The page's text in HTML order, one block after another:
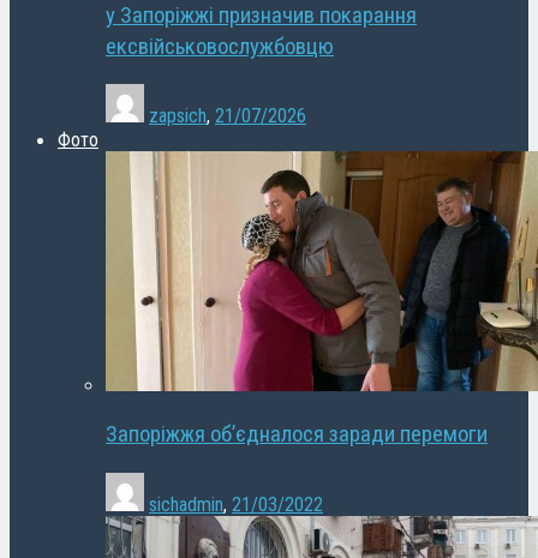
у Запоріжжі призначив покарання
ексвійськовослужбовцю
zapsich, 21/07/2026
Фото
Запоріжжя об’єдналося заради перемоги
sichadmin, 21/03/2022